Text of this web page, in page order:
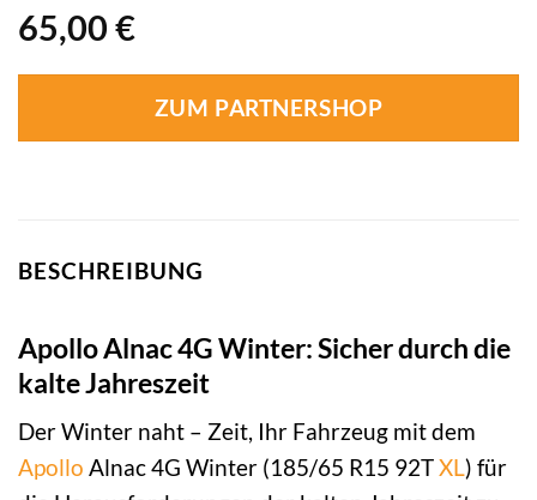
65,00 €
ZUM PARTNERSHOP
BESCHREIBUNG
Apollo Alnac 4G Winter: Sicher durch die
kalte Jahreszeit
Der Winter naht – Zeit, Ihr Fahrzeug mit dem
Apollo Alnac 4G Winter (185/65 R15 92TXL) für